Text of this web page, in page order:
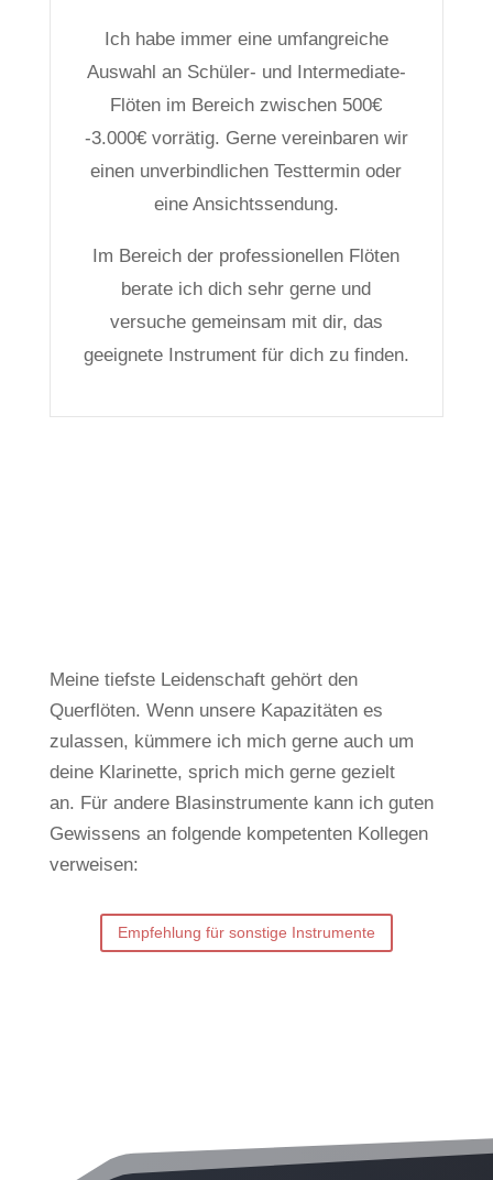
Ich habe immer eine umfangreiche
Auswahl an Schüler- und Intermediate-
Flöten im Bereich zwischen 500€
-3.000€ vorrätig. Gerne vereinbaren wir
einen unverbindlichen Testtermin oder
eine Ansichtssendung.
Im Bereich der professionellen Flöten
berate ich dich sehr gerne und
versuche gemeinsam mit dir, das
geeignete Instrument für dich zu finden.
Meine tiefste Leidenschaft gehört den
Querflöten. Wenn unsere Kapazitäten es
zulassen, kümmere ich mich gerne auch um
deine Klarinette, sprich mich gerne gezielt
an. Für andere Blasinstrumente kann ich guten
Gewissens an folgende kompetenten Kollegen
verweisen:
Empfehlung für sonstige Instrumente